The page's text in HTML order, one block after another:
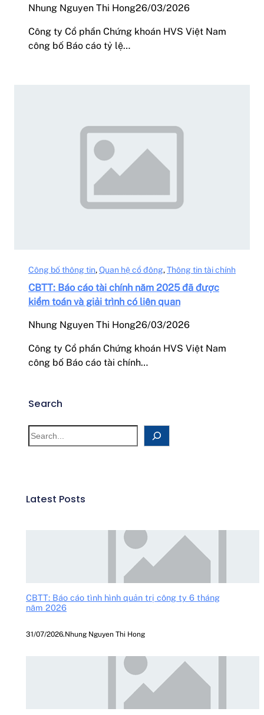
Nhung Nguyen Thi Hong26/03/2026
Công ty Cổ phần Chứng khoán HVS Việt Nam
công bố Báo cáo tỷ lệ…
Công bố thông tin, Quan hệ cổ đông, Thông tin tài chính
CBTT: Báo cáo tài chính năm 2025 đã được
kiểm toán và giải trình có liên quan
Nhung Nguyen Thi Hong26/03/2026
Công ty Cổ phần Chứng khoán HVS Việt Nam
công bố Báo cáo tài chính…
Search
Latest Posts
CBTT: Báo cáo tình hình quản trị công ty 6 tháng
năm 2026
31/07/2026.Nhung Nguyen Thi Hong